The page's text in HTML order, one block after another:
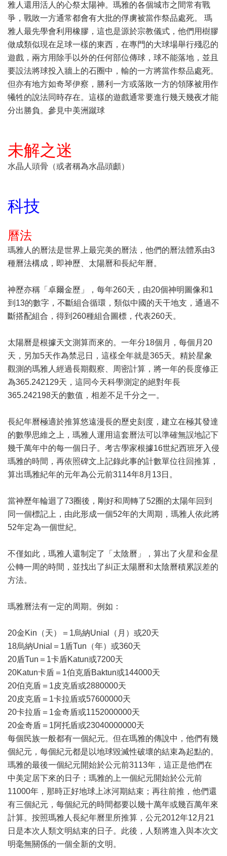
雅人還用活人的心祭太陽神。瑪雅的各個城市之間常有戰
爭，戰敗一方通常都會有大批的俘虜被當作祭品處死。 瑪
雅人最先學會利用橡膠，這也是源於宗教儀式，他們用樹膠
做成類似現在足球一樣的東西，在專門的大球場舉行殘忍的
遊戲，兩方用除手以外的任何部位傳球，球不能落地，並且
要設法將球投入牆上的石圈中，輸的一方將當作祭品處死。
但亦有地方如奇琴伊察，勝利一方或落敗一方的領隊被用作
犧牲的說法同時存在。這樣的遊戲通常要進行幾天幾夜才能
分出勝負。參見中美洲蹴球
未解之迷
水晶人頭骨（或者稱為水晶頭顱）
科技
曆法
瑪雅人的曆法是世界上最完美的曆法，他們的曆法體系由3
種曆法構成，即神歷、太陽曆和長紀年曆。
神歷亦稱「卓爾金歷」，每年260天，由20個神明圖像和1
到13的數字，不斷組合循環，類似中國的天干地支，通過不
斷搭配組合，得到260種組合圖標，代表260天。
太陽曆是根據天文測算而來的。一年分18個月，每個月20
天，另加5天作為禁忌日，這樣全年就是365天。精於星象
觀測的瑪雅人經過長期觀察、周密計算，將一年的長度修正
為365.242129天，這同今天科學測定的絕對年長
365.242198天的數值，相差不足千分之一。
長紀年曆極適於推算悠遠漫長的歷史刻度，建立在極其發達
的數學思維之上，瑪雅人運用這套曆法可以準確無誤地記下
幾千萬年中的每一個日子。考古學家根據16世紀西班牙入侵
瑪雅的時間，再依照碑文上記錄此事的計數單位往回推算，
算出瑪雅紀年的元年為公元前3114年8月13日。
當神歷年輪迴了73圈後，剛好和周轉了52圈的太陽年回到
同一個標記上，由此形成一個52年的大周期，瑪雅人依此將
52年定為一個世紀。
不僅如此，瑪雅人還制定了「太陰曆」，算出了火星和金星
公轉一周的時間，並找出了糾正太陽曆和太陰曆積累誤差的
方法。
瑪雅曆法有一定的周期。例如：
20金Kin（天）＝1烏納Unial（月）或20天
18烏納Unial＝1盾Tun（年）或360天
20盾Tun＝1卡盾Katun或7200天
20Katun卡盾＝1伯克盾Baktun或144000天
20伯克盾＝1皮克盾或2880000天
20皮克盾＝1卡拉盾或57600000天
20卡拉盾＝1金奇盾或1152000000天
20金奇盾＝1阿托盾或23040000000天
每個民族一般都有一個紀元。但在瑪雅的傳說中，他們有幾
個紀元，每個紀元都是以地球毀滅性破壞的結束為起點的。
瑪雅的最後一個紀元開始於公元前3113年，這正是他們在
中美定居下來的日子；瑪雅的上一個紀元開始於公元前
11000年，那時正好地球上冰河期結束；再往前推，他們還
有三個紀元，每個紀元的時間都要以幾十萬年或幾百萬年來
計算。按照瑪雅人長紀年曆里所推算，公元2012年12月21
日是本次人類文明結束的日子。此後，人類將進入與本次文
明毫無關係的一個全新的文明。